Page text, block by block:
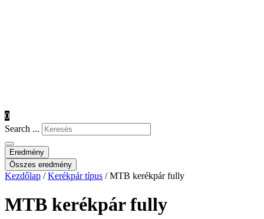
0
Search ...
Eredmény
Összes eredmény
Kezdőlap /Kerékpár típus / MTB kerékpár fully
MTB kerékpár fully